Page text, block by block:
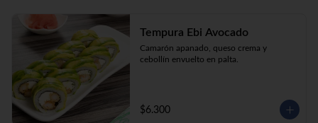
Tempura Ebi Avocado
Camarón apanado, queso crema y
cebollín envuelto en palta.
$6.300